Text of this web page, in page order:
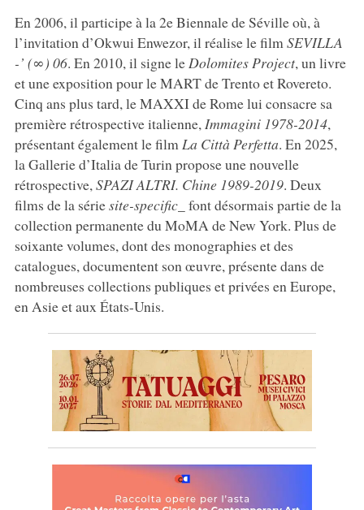
En 2006, il participe à la 2e Biennale de Séville où, à
l’invitation d’Okwui Enwezor, il réalise le film SEVILLA
-’ (∞) 06. En 2010, il signe le Dolomites Project, un livre
et une exposition pour le MART de Trento et Rovereto.
Cinq ans plus tard, le MAXXI de Rome lui consacre sa
première rétrospective italienne, Immagini 1978-2014,
présentant également le film La Città Perfetta. En 2025,
la Gallerie d’Italia de Turin propose une nouvelle
rétrospective, SPAZI ALTRI. Chine 1989-2019. Deux
films de la sériesite-specific_ font désormais partie de la
collection permanente du MoMA de New York. Plus de
soixante volumes, dont des monographies et des
catalogues, documentent son œuvre, présente dans de
nombreuses collections publiques et privées en Europe,
en Asie et aux États-Unis.